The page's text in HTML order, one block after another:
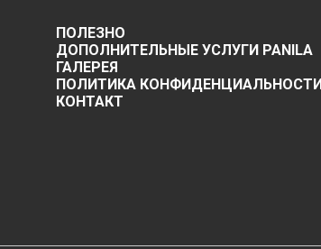
ПОЛЕЗНО
ДОПОЛНИТЕЛЬНЫЕ УСЛУГИ PANILA
ГАЛЕРЕЯ
ПОЛИТИКА КОНФИДЕНЦИАЛЬНОСТИ
КОНТАКТ